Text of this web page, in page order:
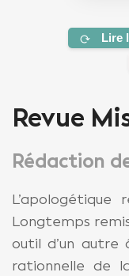
Lire
Revue
Rédaction
Longtemps
outil d’un
rationnelle de